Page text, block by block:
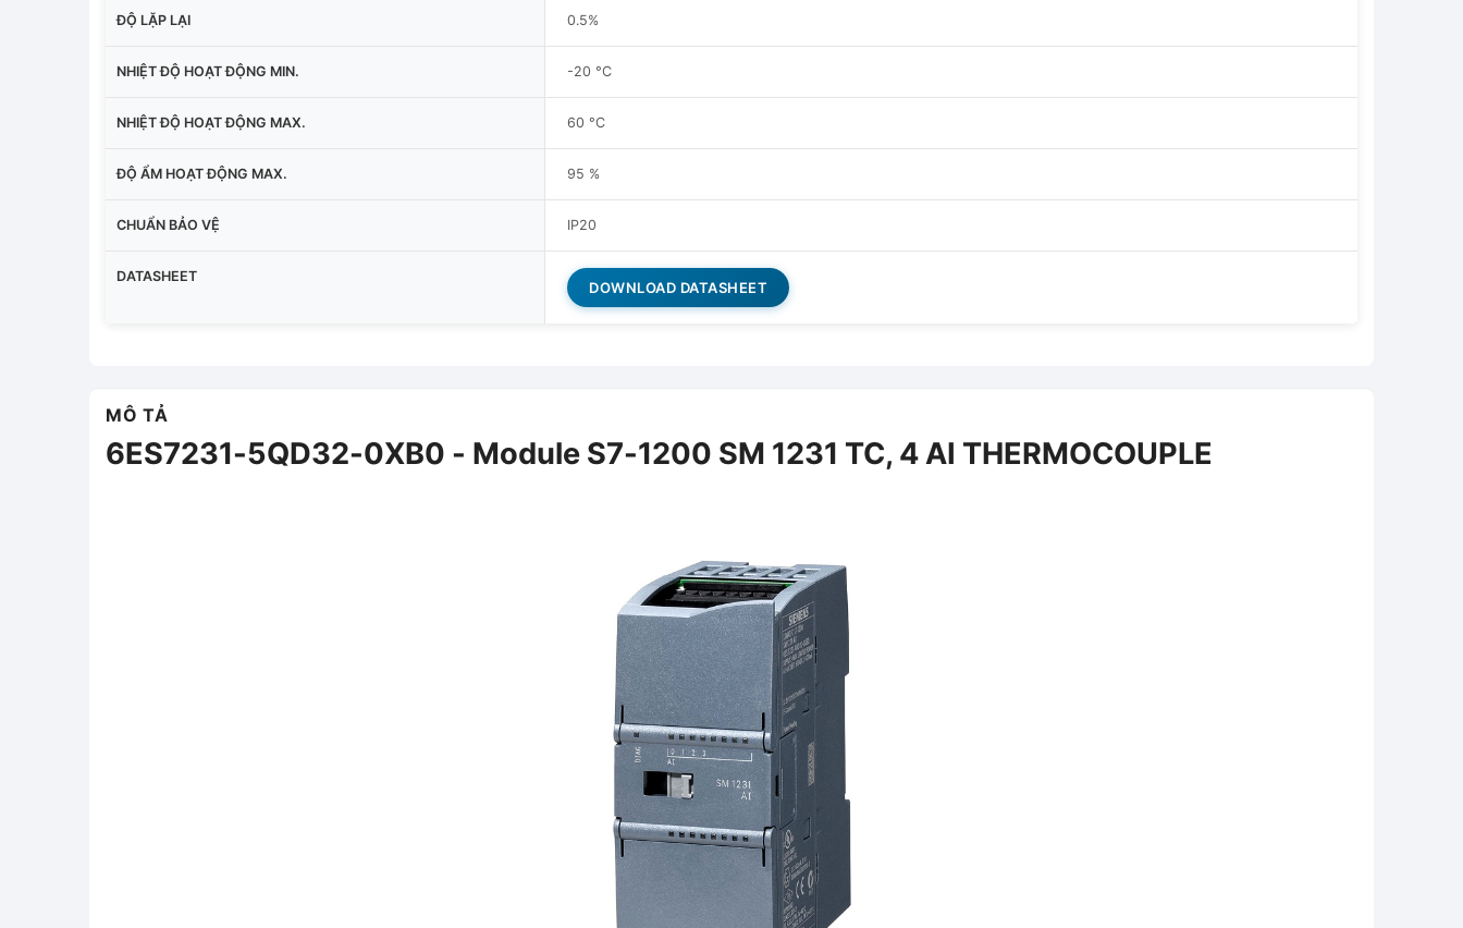
ĐỘ LẶP LẠI 0.5%
NHIỆT ĐỘ HOẠT ĐỘNG MIN. -20 °C
NHIỆT ĐỘ HOẠT ĐỘNG MAX. 60 °C
ĐỘ ẨM HOẠT ĐỘNG MAX. 95 %
CHUẨN BẢO VỆ IP20
DATASHEET
DOWNLOAD DATASHEET
MÔ TẢ
6ES7231-5QD32-0XB0 - Module S7-1200 SM 1231 TC, 4 AI THERMOCOUPLE